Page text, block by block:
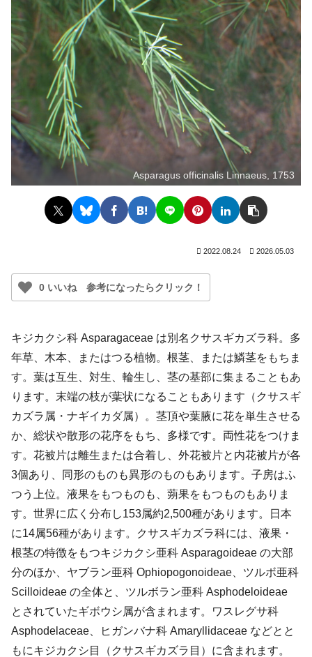
Asparagus officinalis Linnaeus, 1753
2022.08.24 2026.05.03
0 いいね 参考になったらクリック！
キジカクシ科 Asparagaceae は別名クサスギカズラ科。多
年草、木本、またはつる植物。根茎、または鱗茎をもちま
す。葉は互生、対生、輪生し、茎の基部に集まることもあ
ります。末端の枝が葉状になることもあります（クサスギ
カズラ属・ナギイカダ属）。茎頂や葉腋に花を単生させる
か、総状や散形の花序をもち、多様です。両性花をつけま
す。花被片は離生または合着し、外花被片と内花被片が各
3個あり、同形のものも異形のものもあります。子房はふ
つう上位。液果をもつものも、蒴果をもつものもありま
す。世界に広く分布し153属約2,500種があります。日本
に14属56種があります。クサスギカズラ科には、液果・
根茎の特徴をもつキジカクシ亜科 Asparagoideae の大部
分のほか、ヤブラン亜科 Ophiopogonoideae、ツルボ亜科
Scilloideae の全体と、ツルボラン亜科 Asphodeloideae
とされていたギボウシ属が含まれます。ワスレグサ科
Asphodelaceae、ヒガンバナ科 Amaryllidaceae などとと
もにキジカクシ目（クサスギカズラ目）に含まれます。